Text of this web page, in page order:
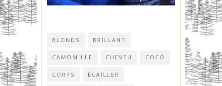
BLONDS BRILLANT
CAMOMILLE CHEVEU COCO
CORPS ÉCAILLER